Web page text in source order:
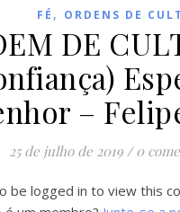
FÉ , ORDENS DE
DE
–
25 de julho de 2019 / 0
be logged in to view this